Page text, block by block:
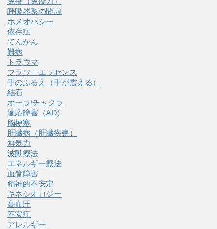
呼吸器系の問題
ホメオパシー
依存症
てんかん
難病
トラウマ
フラワーエッセンス
手のふるえ（手が震える）
結石
オーラ/チャクラ
適応障害（AD)
脳梗塞
肝臓病（肝臓疾患）
無気力
波動療法
エネルギー療法
血管障害
精神的不安定
キネシオロジー
高血圧
不安症
アレルギー